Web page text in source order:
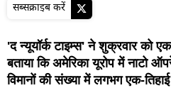
सब्सक्राइब करें
'द न्यूयॉर्क टाइम्स' ने शुक्रवार को
बताया कि अमेरिका यूरोप में नाटो
विमानों की संख्या में लगभग एक-